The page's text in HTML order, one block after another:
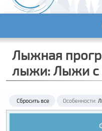
Лыжная
лыжи: Лыжи с
Сбросить все Особенности: